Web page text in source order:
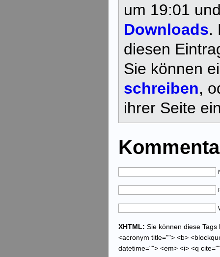
um 19:01
Downloads.
diesen
Sie können
schreiben,
ihrer Seite
XHTML: Sie können diese
<acronym title=""> <b>
datetime=""> <em> <i> <q